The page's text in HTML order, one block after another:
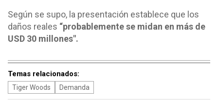
Según se supo, la presentación establece que los
daños reales “probablemente se midan en más de
USD 30 millones".
Temas relacionados:
Tiger Woods Demanda